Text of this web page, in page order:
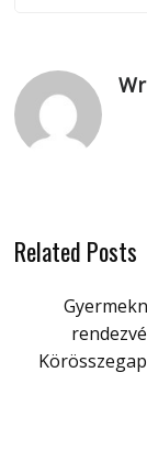
Related Posts